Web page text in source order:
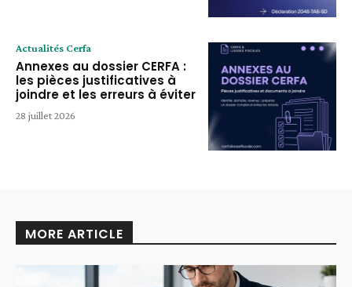
Actualités Cerfa
Annexes au dossier CERFA :
les pièces justificatives à
joindre et les erreurs à éviter
28 juillet 2026
MORE ARTICLE